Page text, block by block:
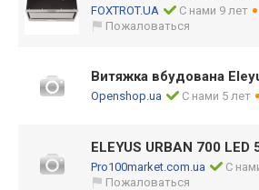
FOXTROT.UA С нами 9 лет
Пожаловаться
Витяжка вбудована
Openshop.ua С нами 5 лет
ELEYUS URBAN 700 LED
Pro100market.com.ua С
Пожаловаться